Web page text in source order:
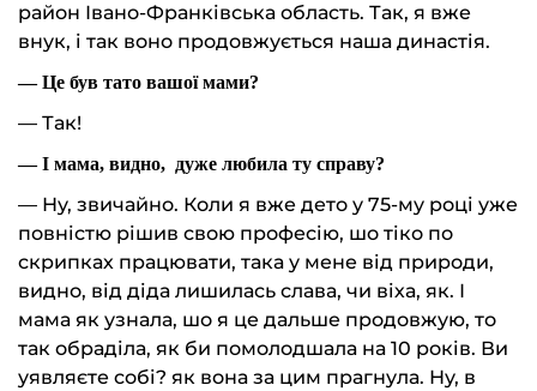
район Івано-Франківська область. Так, я вже
внук, і так воно продовжується наша династія.
— Це був тато вашої мами?
— Так!
— І мама, видно, дуже любила ту справу?
— Ну, звичайно. Коли я вже дето у 75-му році уже
повністю рішив свою професію, шо тіко по
скрипках працювати, така у мене від природи,
видно, від діда лишилась слава, чи віха, як. І
мама як узнала, шо я це дальше продовжую, то
так обраділа, як би помолодшала на 10 років. Ви
уявляєте собі? як вона за цим прагнула. Ну, в